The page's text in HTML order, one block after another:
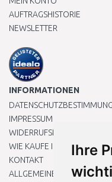
Ihre
AUFTRAGSHISTORIE
NEWSLETTER
INFORMATIONEN
IMPRESSUM
WIDERRUFSRECHT
WIE KAUFE ICH EIN?
KONTAKT
ALLGEMEINEN